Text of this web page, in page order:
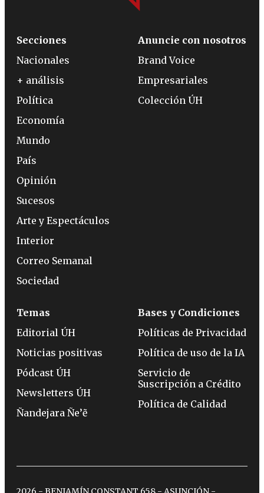
Secciones
Nacionales
+ análisis
Política
Economía
Mundo
País
Opinión
Sucesos
Arte y Espectáculos
Interior
Correo Semanal
Sociedad
Anuncie con nosotros
Brand Voice
Empresariales
Colección ÚH
Temas
Editorial ÚH
Noticias positivas
Pódcast ÚH
Newsletters ÚH
Ñandejara Ñe’ẽ
Bases y Condiciones
Políticas de Privacidad
Política de uso de la IA
Servicio de
Suscripción a Crédito
Política de Calidad